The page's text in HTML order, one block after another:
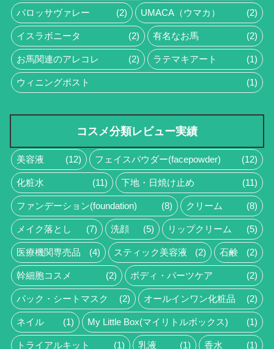
バロッサヴァレー (2) UMACA（ウマカ） (2)
イスラボニータ (2) 有名なお馬 (2)
お馬関連のアレコレ (2) ラテマキアート (1)
ウィニングポスト (1)
コスメ分類レビュー実績
美容液 (12) フェイスパウダー(facepowder) (12)
化粧水 (11) 下地・日焼け止め (11)
ファンデーション(foundation) (8) クリーム (8)
メイク落とし (7) 洗顔 (5) リップクリーム (5)
医療機関専売品 (4) スティック美容液 (2) 石鹸 (2)
幹細胞コスメ (2) ボディ・パーツケア (2)
パック・シートマスク (2) オールインワン化粧品 (2)
ネイル (1) My Little Box(マイリトルボックス) (1)
トライアルキット (1) 乳液 (1) 香水 (1)